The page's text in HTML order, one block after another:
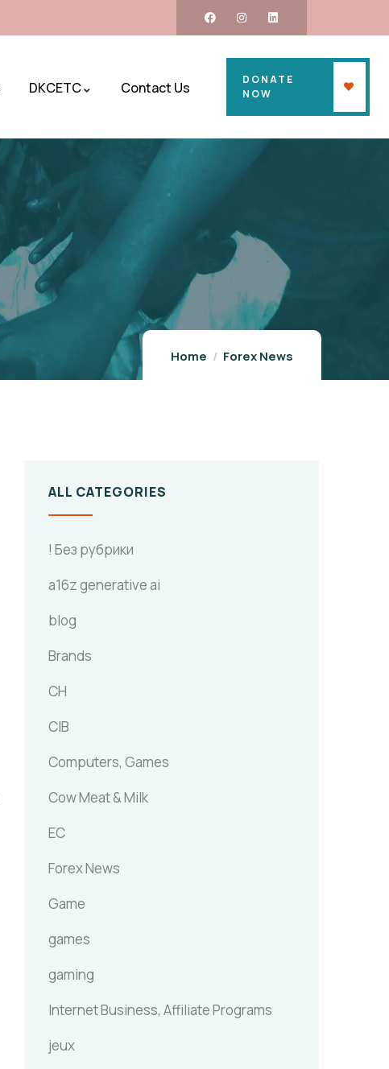
DKCETC Contact Us
DONATE
NOW
Home Forex News
ALL CATEGORIES
! Без рубрики
a16z generative ai
blog
Brands
CH
CIB
Computers, Games
Cow Meat & Milk
EC
Forex News
Game
games
gaming
Internet Business, Affiliate Programs
jeux